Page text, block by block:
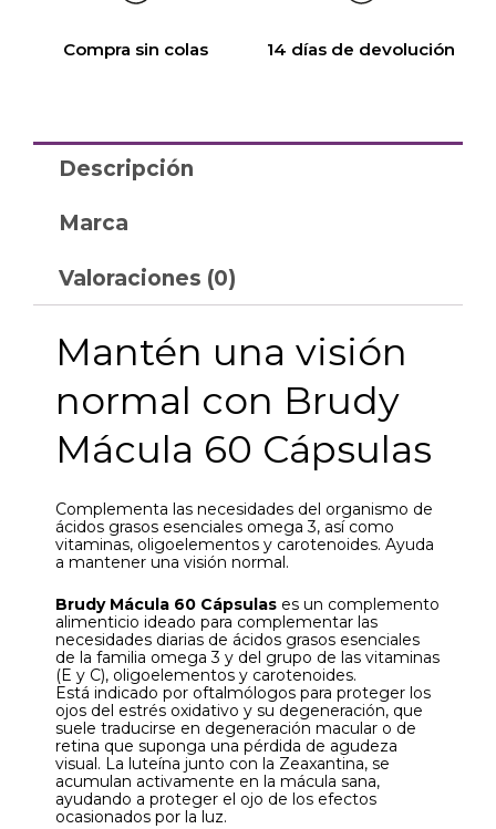
Compra sin colas 14 días de devolución
Descripción
Marca
Valoraciones (0)
Mantén una visión
normal con Brudy
Mácula 60 Cápsulas
Complementa las necesidades del organismo de
ácidos grasos esenciales omega 3, así como
vitaminas, oligoelementos y carotenoides. Ayuda
a mantener una visión normal.
Brudy Mácula 60 Cápsulas es un complemento
alimenticio ideado para complementar las
necesidades diarias de ácidos grasos esenciales
de la familia omega 3 y del grupo de las vitaminas
(E y C), oligoelementos y carotenoides.
Está indicado por oftalmólogos para proteger los
ojos del estrés oxidativo y su degeneración, que
suele traducirse en degeneración macular o de
retina que suponga una pérdida de agudeza
visual. La luteína junto con la Zeaxantina, se
acumulan activamente en la mácula sana,
ayudando a proteger el ojo de los efectos
ocasionados por la luz.